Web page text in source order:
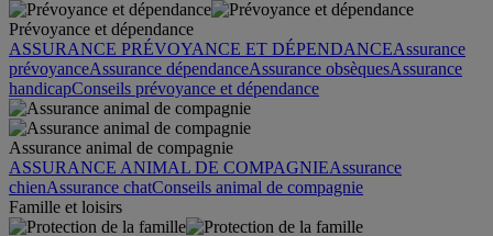
Prévoyance et dépendance
ASSURANCE PRÉVOYANCE ET DÉPENDANCEAssurance
prévoyanceAssurance dépendanceAssurance obsèquesAssurance
handicapConseils prévoyance et dépendance
Assurance animal de compagnie
ASSURANCE ANIMAL DE COMPAGNIEAssurance
chienAssurance chatConseils animal de compagnie
Famille et loisirs